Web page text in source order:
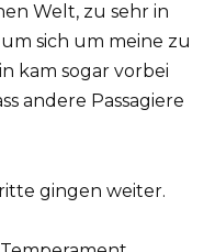
Welt, zu sehr in
sich um meine zu
kam sogar vorbei
andere Passagiere
gingen weiter.